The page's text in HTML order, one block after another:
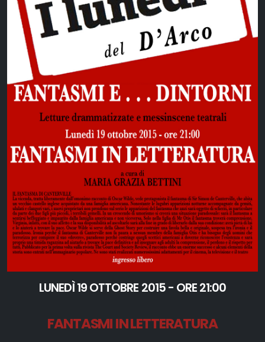
LUNEDÌ 19 OTTOBRE 2015 - ORE 21:00
FANTASMI IN LETTERATURA